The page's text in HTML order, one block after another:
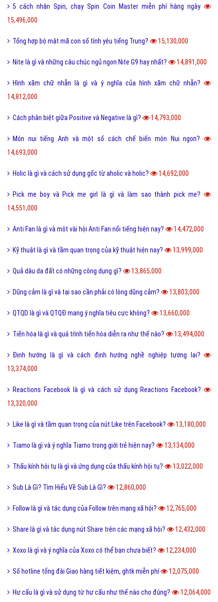
5 cách nhận Spin, chạy Spin Coin Master miễn phí hàng ngày
15,496,000
Tổng hợp bộ mật mã con số tình yêu tiếng Trung? 15,130,000
Nite là gì và những câu chúc ngủ ngon Nite G9 hay nhất? 14,891,000
Hình xăm chữ nhẫn là gì và ý nghĩa của hình xăm chữ nhẫn?
14,812,000
Cách phân biệt giữa Positive và Negative là gì? 14,793,000
Món nui tiếng Anh và một số cách chế biến món Nui ngon?
14,693,000
Holic là gì và cách sử dụng gốc từ aholic và holic? 14,692,000
Pick me boy và Pick me girl là gì và làm sao thành pick me?
14,551,000
Anti Fan là gì và một vài hội Anti Fan nổi tiếng hiện nay? 14,472,000
Kỹ thuật là gì và tầm quan trọng của kỹ thuật hiện nay? 13,999,000
Quả dâu da đất có những công dụng gì? 13,865,000
Dũng cảm là gì và tại sao cần phải có lòng dũng cảm? 13,803,000
QTQD là gì và QTQĐ mang ý nghĩa tiêu cực không? 13,660,000
Tiến hóa là gì và quá trình tiến hóa diễn ra như thế nào? 13,494,000
Định hướng là gì và cách định hướng nghề nghiệp tương lai?
13,374,000
Reactions Facebook là gì và cách sử dụng Reactions Facebook?
13,320,000
Like là gì và tầm quan trọng của nút Like trên Facebook? 13,180,000
Tiamo là gì và ý nghĩa Tiamo trong giới trẻ hiện nay? 13,134,000
Thấu kính hội tụ là gì và ứng dụng của thấu kính hội tụ? 13,022,000
Sub Là Gì? Tìm Hiểu Về Sub Là Gì? 12,860,000
Follow là gì và tác dụng của Follow trên mạng xã hội? 12,765,000
Share là gì và tác dụng nút Share trên các mạng xã hội? 12,432,000
Xoxo là gì và ý nghĩa của Xoxo có thể bạn chưa biết? 12,234,000
Số hotline tổng đài Giao hàng tiết kiệm, ghtk miễn phí 12,075,000
Hư cấu là gì và sử dụng từ hư cấu như thế nào cho đúng? 12,064,000